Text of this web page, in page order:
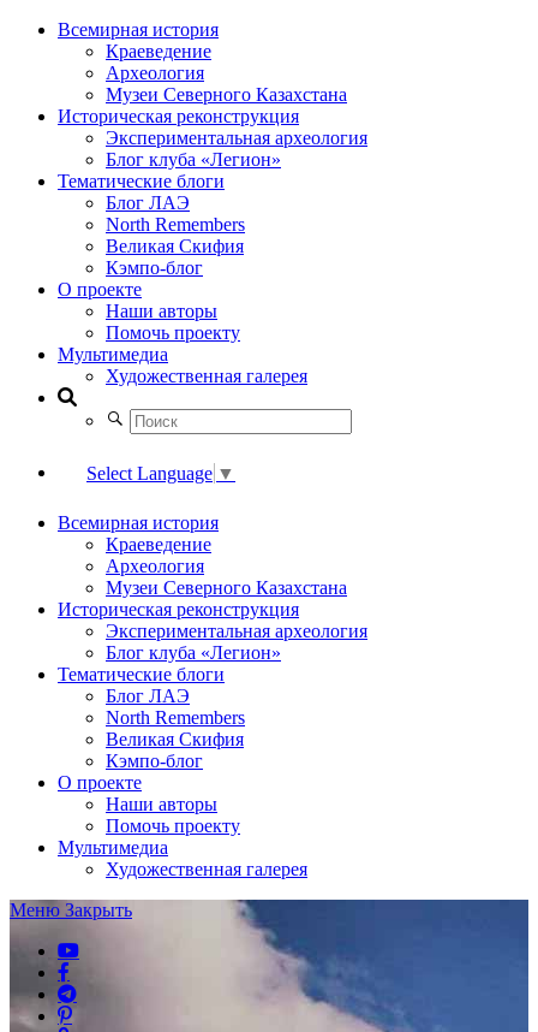
Всемирная история
Краеведение
Археология
Музеи Северного Казахстана
Историческая реконструкция
Экспериментальная археология
Блог клуба «Легион»
Тематические блоги
Блог ЛАЭ
North Remembers
Великая Скифия
Кэмпо-блог
О проекте
Наши авторы
Помочь проекту
Мультимедиа
Художественная галерея
Select Language ▼
Всемирная история
Краеведение
Археология
Музеи Северного Казахстана
Историческая реконструкция
Экспериментальная археология
Блог клуба «Легион»
Тематические блоги
Блог ЛАЭ
North Remembers
Великая Скифия
Кэмпо-блог
О проекте
Наши авторы
Помочь проекту
Мультимедиа
Художественная галерея
Меню Закрыть